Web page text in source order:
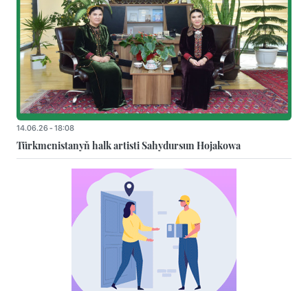
14.06.26 - 18:08
Türkmenistanyň halk artisti Sahydursun Hojakowa